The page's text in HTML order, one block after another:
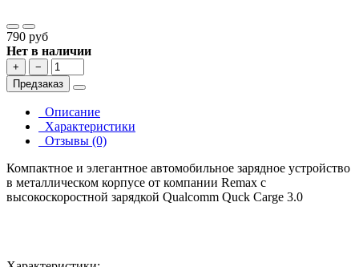
790 руб
Нет в наличии
+
−
Предзаказ
Описание
Характеристики
Отзывы (0)
Компактное и элегантное автомобильное зарядное устройство
в металлическом корпусе от компании Remax с
высокоскоростной зарядкой Qualcomm Quck Carge 3.0